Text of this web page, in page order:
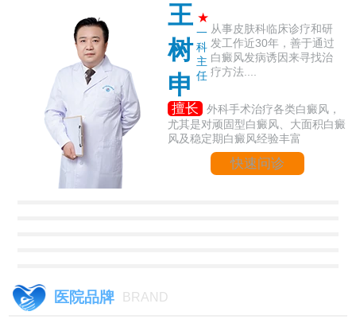
王
树
申
★
一
科
主
任
从事皮肤科临床诊疗和研
发工作近30年，善于通过
白癜风发病诱因来寻找治
疗方法....
擅长
外科手术治疗各类白癜风，
尤其是对顽固型白癜风、大面积白癜
风及稳定期白癜风经验丰富
快速问诊
医院品牌 BRAND